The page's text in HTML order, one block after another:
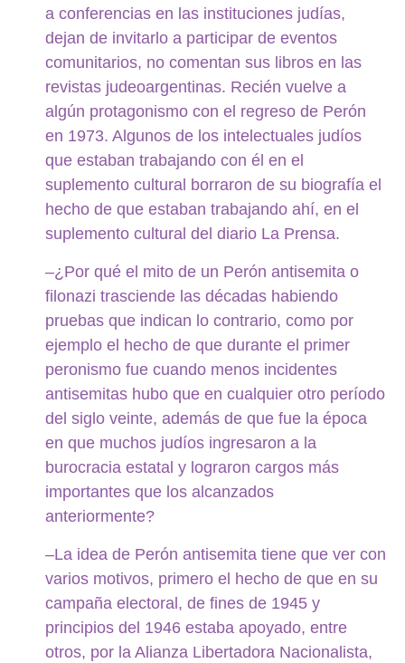
a conferencias en las instituciones judías,
dejan de invitarlo a participar de eventos
comunitarios, no comentan sus libros en las
revistas judeoargentinas. Recién vuelve a
algún protagonismo con el regreso de Perón
en 1973. Algunos de los intelectuales judíos
que estaban trabajando con él en el
suplemento cultural borraron de su biografía el
hecho de que estaban trabajando ahí, en el
suplemento cultural del diario La Prensa.
–¿Por qué el mito de un Perón antisemita o
filonazi trasciende las décadas habiendo
pruebas que indican lo contrario, como por
ejemplo el hecho de que durante el primer
peronismo fue cuando menos incidentes
antisemitas hubo que en cualquier otro período
del siglo veinte, además de que fue la época
en que muchos judíos ingresaron a la
burocracia estatal y lograron cargos más
importantes que los alcanzados
anteriormente?
–La idea de Perón antisemita tiene que ver con
varios motivos, primero el hecho de que en su
campaña electoral, de fines de 1945 y
principios del 1946 estaba apoyado, entre
otros, por la Alianza Libertadora Nacionalista,